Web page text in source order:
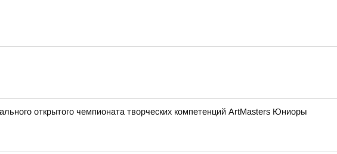
открытого чемпионата творческих компетенций ArtMasters Юниоры